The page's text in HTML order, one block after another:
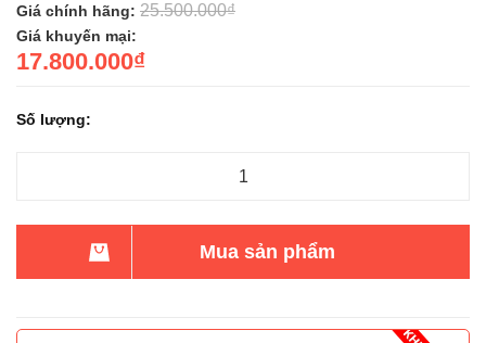
Giá chính hãng: 25.500.000₫
Giá khuyến mại:
17.800.000₫
Số lượng:
Mua sản phẩm